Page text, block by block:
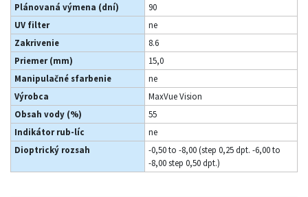
Plánovaná výmena (dní)
90
UV filter
ne
Zakrivenie
8.6
Priemer (mm)
15,0
Manipulačné sfarbenie
ne
Výrobca
MaxVue Vision
Obsah vody (%)
55
Indikátor rub-líc
ne
Dioptrický rozsah
-0,50 to -8,00 (step 0,25 dpt. -6,00 to
-8,00 step 0,50 dpt.)